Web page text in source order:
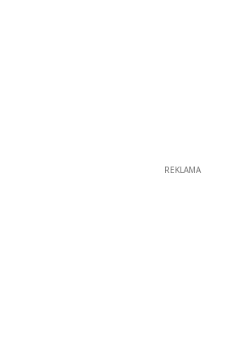
REKLAMA